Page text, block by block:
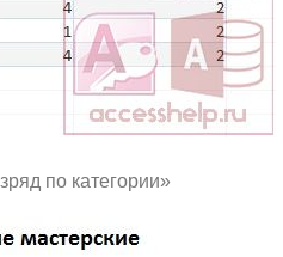
по категории»